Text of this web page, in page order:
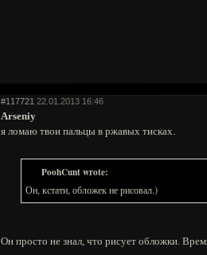
#117721 22.01.2013 16:46
Arseniy
я ломаю твои пальцы в ржавых тисках.
PoohCunt wrote:
Он, кстати, обложек не рисовал.)
Он просто не знал, что рисует обложки.